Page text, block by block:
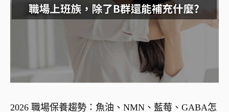
2026 職場保養趨勢：魚油、NMN、藍莓、GABA怎